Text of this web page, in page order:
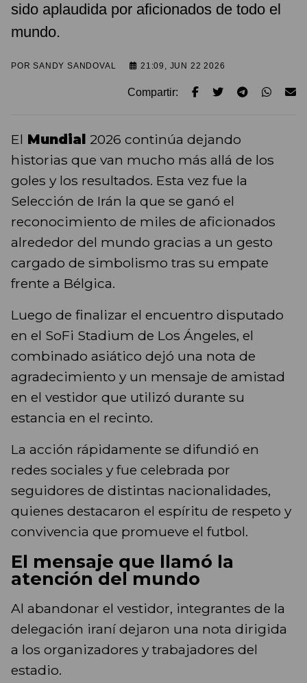
sido aplaudida por aficionados de todo el
mundo.
PORSANDY SANDOVAL 21:09, JUN 22 2026
Compartir:
El Mundial 2026 continúa dejando
historias que van mucho más allá de los
goles y los resultados. Esta vez fue la
Selección de Irán la que se ganó el
reconocimiento de miles de aficionados
alrededor del mundo gracias a un gesto
cargado de simbolismo tras su empate
frente a Bélgica.
Luego de finalizar el encuentro disputado
en el SoFi Stadium de Los Ángeles, el
combinado asiático dejó una nota de
agradecimiento y un mensaje de amistad
en el vestidor que utilizó durante su
estancia en el recinto.
La acción rápidamente se difundió en
redes sociales y fue celebrada por
seguidores de distintas nacionalidades,
quienes destacaron el espíritu de respeto y
convivencia que promueve el futbol.
El mensaje que llamó la
atención del mundo
Al abandonar el vestidor, integrantes de la
delegación iraní dejaron una nota dirigida
a los organizadores y trabajadores del
estadio.